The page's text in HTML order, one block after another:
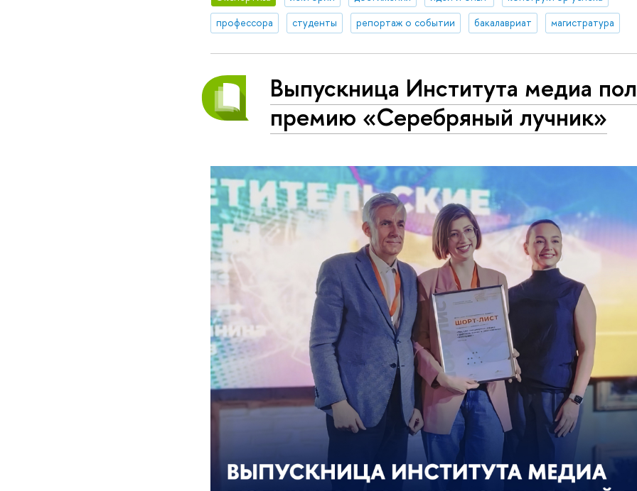
профессора
студенты репортаж о событии бакалавриат магистратура
Выпускница Института медиа
премию «Серебряный лучник»